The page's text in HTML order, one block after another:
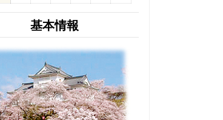
基本情報